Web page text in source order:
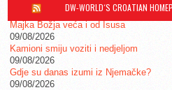
DW-WORLD´S CROATIAN
Majka Božja veća i od Isusa
09/08/2026
Kamioni smiju voziti i nedjeljom
09/08/2026
Gdje su danas izumi iz Njemačke?
09/08/2026